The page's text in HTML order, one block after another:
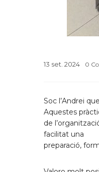
13 set. 2024 0
Soc l’Andrei
Aquestes
de
facilitat una
preparació,